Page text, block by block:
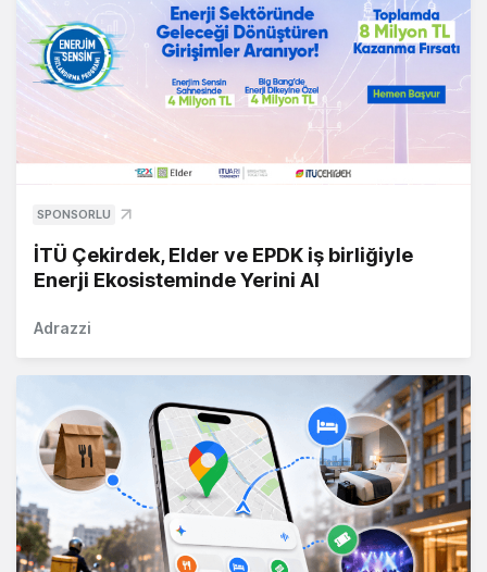
SPONSORLU
İTÜ Çekirdek, Elder ve EPDK iş birliğiyle
Enerji Ekosisteminde Yerini Al
Adrazzi